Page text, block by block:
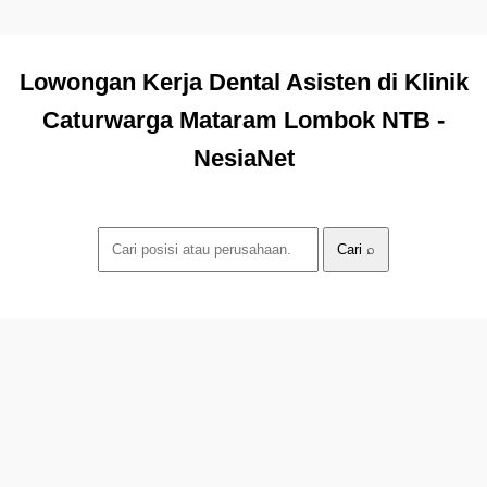
Lowongan Kerja Dental Asisten di Klinik
Caturwarga Mataram Lombok NTB -
NesiaNet
Cari ⌕